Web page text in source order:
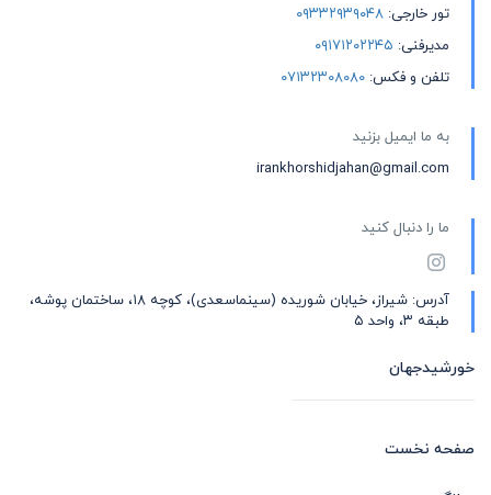
تور خارجی: ۰۹۳۳۲۹۳۹۰۴۸
مدیرفنی: ۰۹۱۷۱۲۰۲۲۴۵
تلفن و فکس: ۰۷۱۳۲۳۰۸۰۸۰
به ما ایمیل بزنید
irankhorshidjahan@gmail.com
ما را دنبال کنید
آدرس: شیراز، خیابان شوریده (سینماسعدی)، کوچه ۱۸، ساختمان پوشه،
طبقه ۳، واحد ۵
خورشیدجهان
صفحه نخست